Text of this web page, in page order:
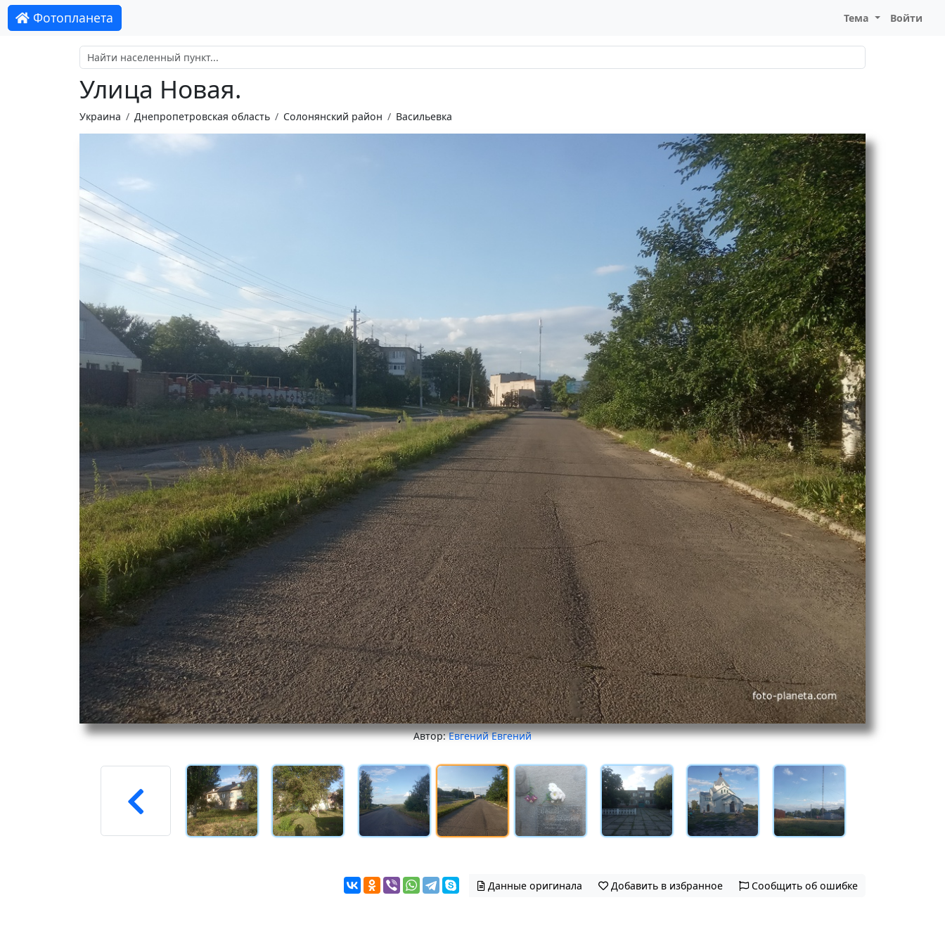
Фотопланета Тема Войти
Улица Новая.
Украина Днепропетровская область Солонянский район Васильевка
Автор:Евгений Евгений
Данные оригинала Добавить в избранное Сообщить об ошибке